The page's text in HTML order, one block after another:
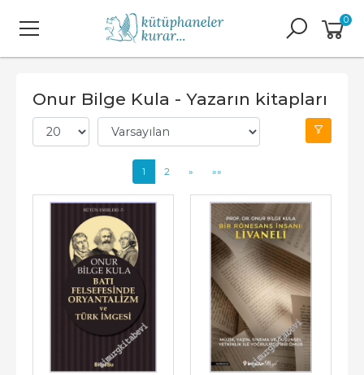
0
Onur Bilge Kula - Yazarın kitapları
1 2 » »»